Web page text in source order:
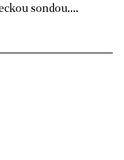
sondou....